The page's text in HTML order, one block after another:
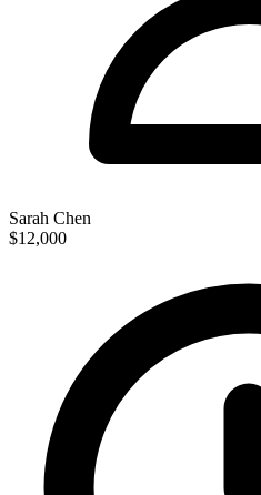
Sarah Chen
$12,000